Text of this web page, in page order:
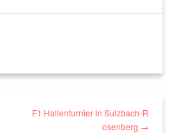
F1 Hallenturnier in Sulzbach-R
osenberg →